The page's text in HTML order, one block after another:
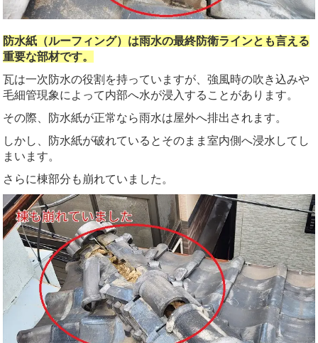
防水紙（ルーフィング）は雨水の最終防衛ラインとも言える
重要な部材です。
瓦は一次防水の役割を持っていますが、強風時の吹き込みや
毛細管現象によって内部へ水が浸入することがあります。
その際、防水紙が正常なら雨水は屋外へ排出されます。
しかし、防水紙が破れているとそのまま室内側へ浸水してし
まいます。
さらに棟部分も崩れていました。